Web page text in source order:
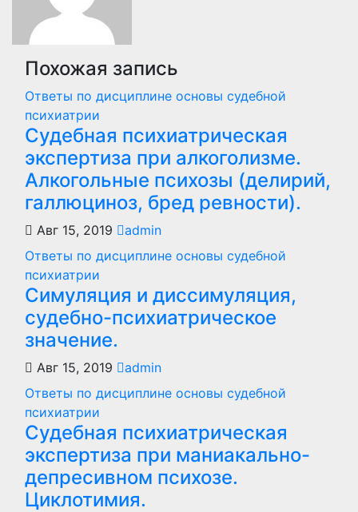
Похожая запись
Ответы по дисциплине основы судебной
психиатрии
Судебная психиатрическая
экспертиза при алкоголизме.
Алкогольные психозы (делирий,
галлюциноз, бред ревности).
Авг 15, 2019
admin
Ответы по дисциплине основы судебной
психиатрии
Симуляция и диссимуляция,
судебно-психиатрическое
значение.
Авг 15, 2019
admin
Ответы по дисциплине основы судебной
психиатрии
Судебная психиатрическая
экспертиза при маниакально-
депресивном психозе.
Циклотимия.